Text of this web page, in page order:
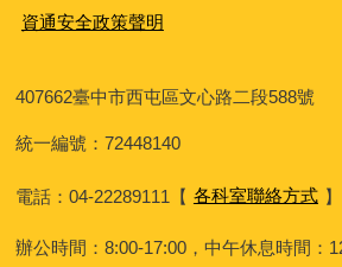
資通安全政策聲明
407662臺中市西屯區文心路二段588號
統一編號：72448140
電話：04-22289111 【 各科室聯絡方式 】
辦公時間：8:00-17:00，中午休息時間：